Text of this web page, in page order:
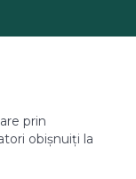
prin
obișnuiți la